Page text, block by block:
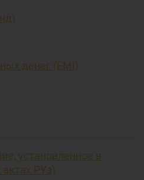
денег (EMI)
установленное в
РУз)